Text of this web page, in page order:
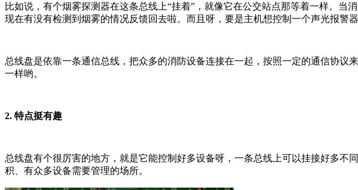
比如说，有个烟雾探测器在这条总线上“挂着”，就像它在公交站点那等着一样。
现在有没有检测到烟雾的情况反馈回去啦。而且呀，要是主机想控制一个声光报警
总线盘是依靠一条通信总线，把众多的消防设备连接在一起，按照一定的通信协
一样哟。
2. 特点挺有趣
总线盘有个很厉害的地方，就是它能控制好多设备呀，一条总线上可以挂接好多
积、有众多设备需要管理的场所。